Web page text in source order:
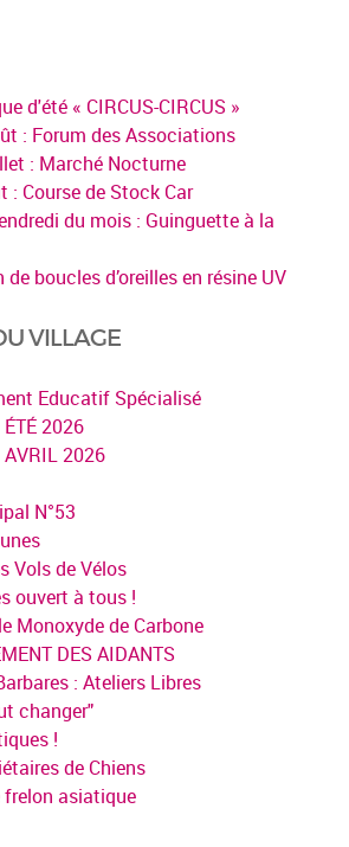
d'été « CIRCUS-CIRCUS »
: Forum des Associations
: Marché Nocturne
: Course de Stock Car
du mois : Guinguette à la
boucles d’oreilles en résine UV
VILLAGE
Educatif Spécialisé
2026
AVRIL 2026
N°53
Vols de Vélos
ouvert à tous !
Monoxyde de Carbone
DES AIDANTS
: Ateliers Libres
changer"
!
de Chiens
asiatique